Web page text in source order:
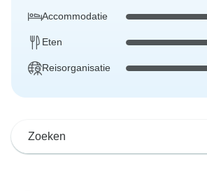
Accommodatie
Eten
Reisorganisatie